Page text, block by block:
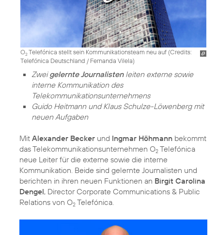
O2Telefónica stellt sein Kommunikationsteam neu auf (Credits:
Telefónica Deutschland / Fernanda Vilela)
Zweigelernte Journalistenleiten externe sowie
interne Kommunikation des
Telekommunikationsunternehmens
Guido Heitmann und Klaus Schulze-Löwenberg mit
neuen Aufgaben
Mit Alexander Becker und Ingmar Höhmann bekommt
das Telekommunikationsunternehmen O2 Telefónica
neue Leiter für die externe sowie die interne
Kommunikation. Beide sind gelernte Journalisten und
berichten in ihren neuen Funktionen an Birgit Carolina
Dengel, Director Corporate Communications & Public
Relations von O2 Telefónica.